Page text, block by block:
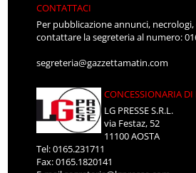
CONTATTACI
Per pubblicazione annunci,
contattare la segreteria al numero:
segreteria@gazzettamatin.com
CONCESSIONARIA
LG PRESSE S.R.L.
via Festaz, 52
11100 AOSTA
Tel: 0165.231711
Fax: 0165.1820141